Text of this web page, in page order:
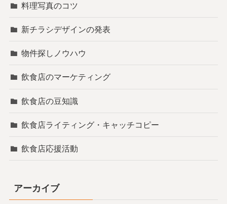
料理写真のコツ
新チラシデザインの発表
物件探しノウハウ
飲食店のマーケティング
飲食店の豆知識
飲食店ライティング・キャッチコピー
飲食店応援活動
アーカイブ